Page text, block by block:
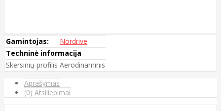
Gamintojas:
Nordrive
Techninė informacija
Skersinių profilis Aerodinaminis
Aprašymas
(0) Atsiliepimai